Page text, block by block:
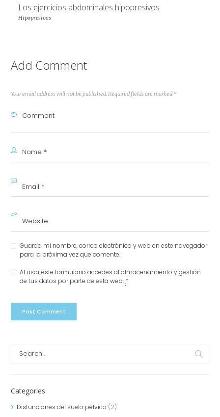
Los ejercicios abdominales hipopresivos
Hipopresivos
Add Comment
Your email address will not be published. Required fields are marked *
Guarda mi nombre, correo electrónico y web en este navegador
para la próxima vez que comente.
Al usar este formulario accedes al almacenamiento y gestión
de tus datos por parte de esta web. *
Categories
Disfunciones del suelo pélvico (2)